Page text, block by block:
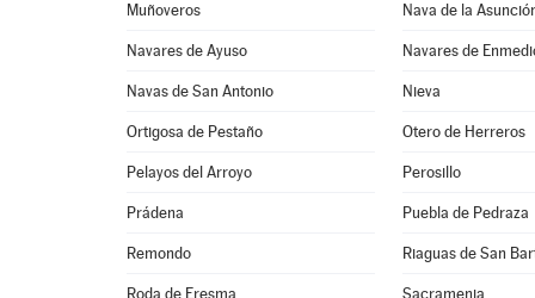
Muñoveros Nava de la
Navares de Ayuso Navares de
Navas de San Antonio Nieva
Ortigosa de Pestaño Otero de Herreros
Pelayos del Arroyo Perosillo
Prádena Puebla de Pedraza
Remondo Riaguas de San
Roda de Eresma Sacramenia